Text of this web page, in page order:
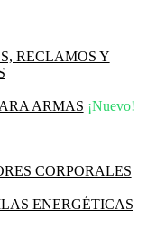
RECLAMOS Y
ARMAS ¡Nuevo!
CORPORALES
ENERGÉTICAS